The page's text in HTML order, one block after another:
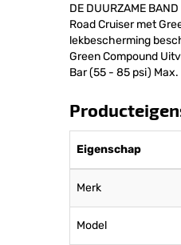
DE DUURZAME
Road Cruiser met
lekbescherming
Green Compound
Bar (55 - 85 psi)
Eigenschap
Merk
Model